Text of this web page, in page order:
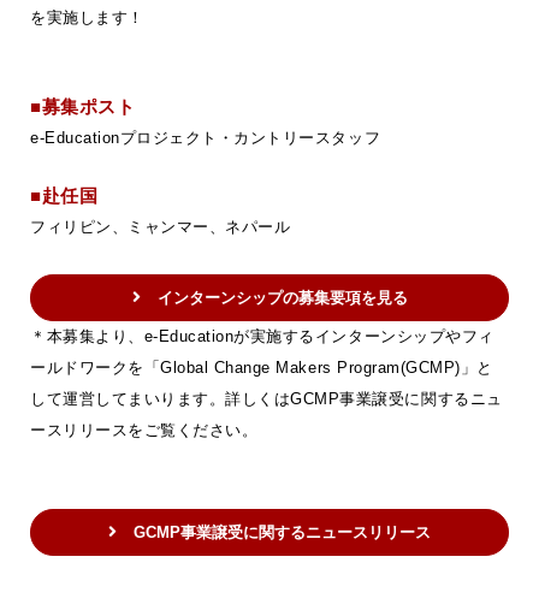
を実施します！
■募集ポスト
e-Educationプロジェクト・カントリースタッフ
■赴任国
フィリピン、ミャンマー、ネパール
インターンシップの募集要項を見る
＊本募集より、e-Educationが実施するインターンシップやフィ
ールドワークを「Global Change Makers Program(GCMP)」と
して運営してまいります。詳しくはGCMP事業譲受に関するニュ
ースリリースをご覧ください。
GCMP事業譲受に関するニュースリリース